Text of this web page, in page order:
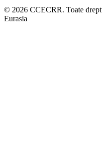
© 2026 CCECRR. Toate
Eurasia